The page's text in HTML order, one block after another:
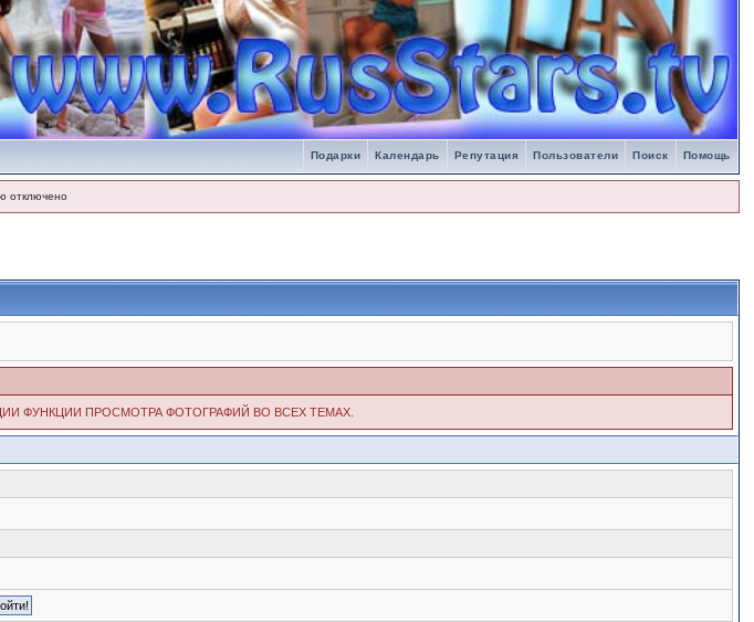
Помощь
Поиск
Пользователи
Репутация
Календарь
Подарки
отключено
ФУНКЦИИ ПРОСМОТРА ФОТОГРАФИЙ ВО ВСЕХ ТЕМАХ.